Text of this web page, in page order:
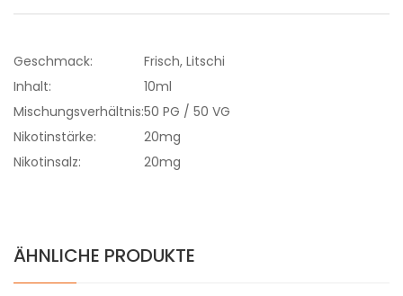
Geschmack:
Frisch, Litschi
Inhalt:
10ml
Mischungsverhältnis:50 PG / 50 VG
Nikotinstärke:
20mg
Nikotinsalz:
20mg
ÄHNLICHE PRODUKTE